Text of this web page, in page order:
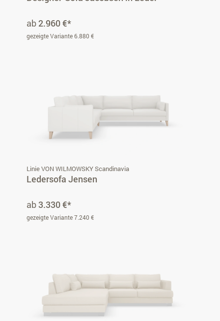
ab2.960 €*
gezeigte Variante 6.880 €
Linie VON WILMOWSKY Scandinavia
Ledersofa Jensen
ab 3.330 €*
gezeigte Variante 7.240 €